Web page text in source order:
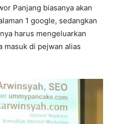
Panjang biasanya akan
1 google, sedangkan
harus mengeluarkan
masuk di pejwan alias